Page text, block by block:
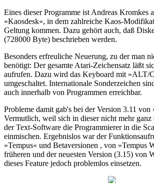
Eines dieser Programme ist Andreas Kromkes
»Kaosdesk«, in dem zahlreiche Kaos-
Geltung kommen. Dazu gehört auch, daß
(728000 Byte) beschrieben werden.
Besonders erfreuliche Neuerung, zu der man
benötigt: Der gesamte Atari-Zeichensatz läßt
aufrufen. Dazu wird das Keyboard mit »ALT/
umgeschaltet. Internationale Sonderzeichen
auch innerhalb von Programmen erreichbar.
Probleme damit gab's bei der Version 3.11 von
Vermutlich, weil sich in dieser nicht mehr
der Text-Software die Programmierer in die
einmischen. Ergebnislos war der
»Tempus« und Betaversionen , von »Tempus
früheren und der neuesten Version (3.15) von
dieses Feature jedoch problemlos einsetzen.